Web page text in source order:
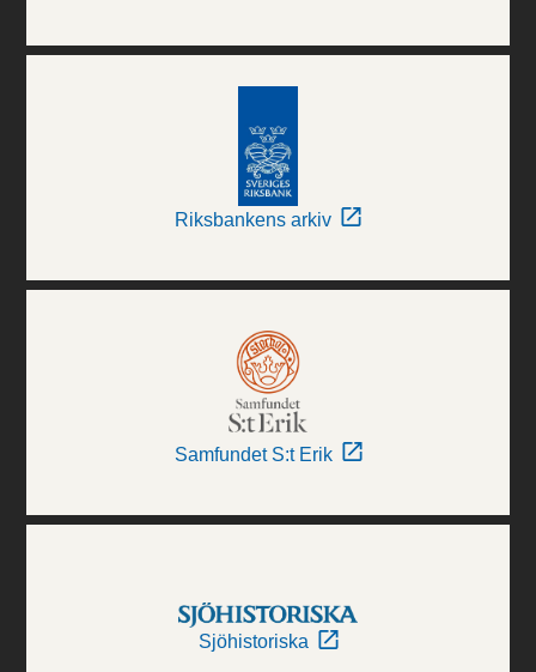
Riksbankens arkiv
Samfundet S:t Erik
Sjöhistoriska